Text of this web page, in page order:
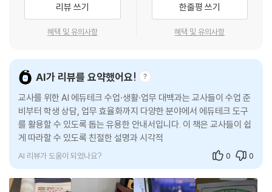
1-22. Suno - 나의 글과 멜로디를 노래로 엮어주는 AI 작곡가
1. 둘러보기
3. [핵심 활동&도구 알아보기] 나만의 노래를 완성하는 Unspoken Sym
phony + Suno ‘Cover’
1-23. Gemini Canvas - PPT부터 퀴즈까지, AI와 함께 발표 자료를 만
들어요!
1. 둘러보기
3. [핵심 활동&도구 알아보기] 기획부터 제작까지, Gemini Canvas 단
계별 활용 TIP
이 책을 쓱 넘기다가 지금 내 교실에 꼭 필요한 단 한 가지 도구나 사례를
발견한다면 그것만으로 이 책은 제 역할을 다한 것입니다. 단순 반복 업무
는 업무 혁신과 기분 좋은 '정시 퇴근'을 경험해 보시길 바랍니다.
리뷰 쓰기
혜택 및 유의사항
한줄평 쓰기
혜택 및 유의사항
AI가 리뷰를 요약했어요!
교사를 위한 AI 에듀테크 수업·생활·업무 대백과는 교사들이 수업 준
비부터 학생 상담, 업무 효율화까지 다양한 분야에서 에듀테크 도구
를 활용할 수 있도록 돕는 유용한 안내서입니다. 이 책은 교사들이 쉽
게 따라할 수 있도록 친절한 설명과 시각적인 자료를 제공하며, 초보
자도 쉽게 접근할 수
AI 리뷰가 도움이 되었나요? 0 0